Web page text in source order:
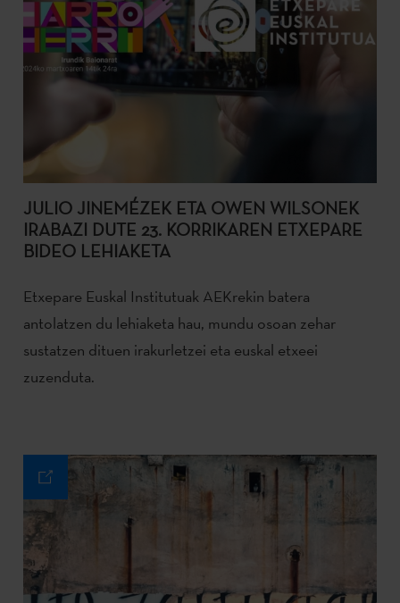
JULIO JINEMÉZEK ETA OWEN WILSONEK
IRABAZI DUTE 23. KORRIKAREN ETXEPARE
BIDEO LEHIAKETA
Etxepare Euskal Institutuak AEKrekin batera
antolatzen du lehiaketa hau, mundu osoan zehar
sustatzen dituen irakurletzei eta euskal etxeei
zuzenduta.